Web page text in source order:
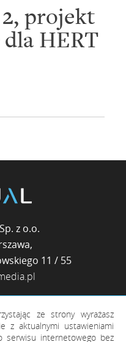
projekt
HERT
z o.o.
11 / 55
ze strony wyrażasz
z aktualnymi ustawieniami
serwisu internetowego bez